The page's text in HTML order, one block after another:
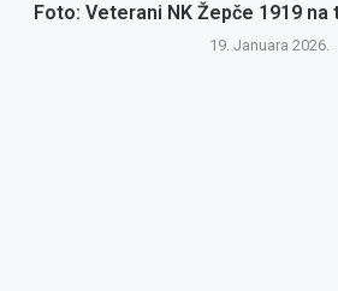
Foto: Veterani NK Žepče 1919
19. Januara 2026.